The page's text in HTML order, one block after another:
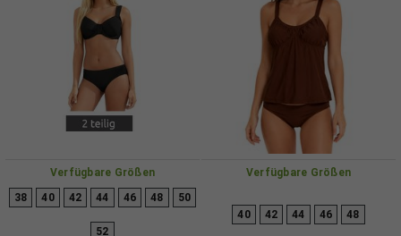
Verfügbare Größen
38 40 42 44 46 48 50
52
Verfügbare Größen
40 42 44 46 48